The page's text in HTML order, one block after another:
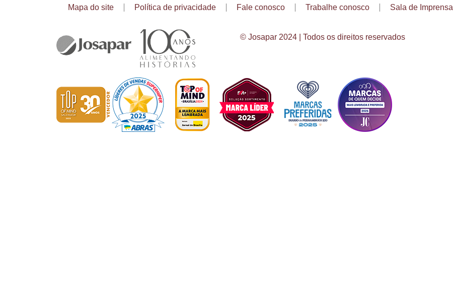
Mapa do site Política de privacidade Fale conosco Trabalhe conosco Sala de Imprensa
© Josapar 2024 | Todos os direitos reservados